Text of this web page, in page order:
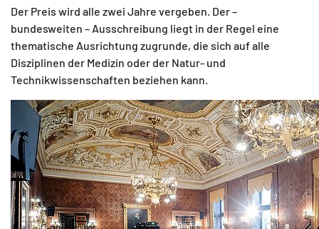
Der Preis wird alle zwei Jahre vergeben. Der –
bundesweiten – Ausschreibung liegt in der Regel eine
thematische Ausrichtung zugrunde, die sich auf alle
Disziplinen der Medizin oder der Natur- und
Technikwissenschaften beziehen kann.